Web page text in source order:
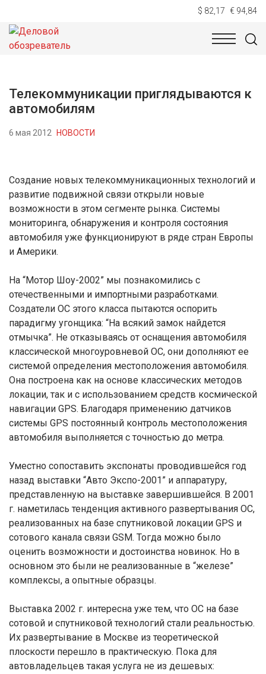
$ 82,17 € 94,84
НОВОСТИ
Телекоммуникации приглядываются к
автомобилям
6 мая 2012 НОВОСТИ
Создание новых телекоммуникационных технологий и
развитие подвижной связи открыли новые
возможности в этом сегменте рынка. Системы
мониторинга, обнаружения и контроля состояния
автомобиля уже функционируют в ряде стран Европы
и Америки.
На “Мотор Шоу-2002” мы познакомились с
отечественными и импортными разработками.
Создатели ОС этого класса пытаются оспорить
парадигму угонщика: “На всякий замок найдется
отмычка”. Не отказываясь от оснащения автомобиля
классической многоуровневой ОС, они дополняют ее
системой определения местоположения автомобиля.
Она построена как на основе классических методов
локации, так и с использованием средств космической
навигации GPS. Благодаря применению датчиков
системы GPS постоянный контроль местоположения
автомобиля выполняется с точностью до метра.
Уместно сопоставить экспонаты проводившейся год
назад выставки “Авто Экспо-2001” и аппаратуру,
представленную на выставке завершившейся. В 2001
г. наметилась тенденция активного развертывания ОС,
реализованных на базе спутниковой локации GPS и
сотового канала связи GSM. Тогда можно было
оценить возможности и достоинства новинок. Но в
основном это были не реализованные в “железе”
комплексы, а опытные образцы.
Выставка 2002 г. интересна уже тем, что ОС на базе
сотовой и спутниковой технологий стали реальностью.
Их развертывание в Москве из теоретической
плоскости перешло в практическую. Пока для
автовладельцев такая услуга не из дешевых: